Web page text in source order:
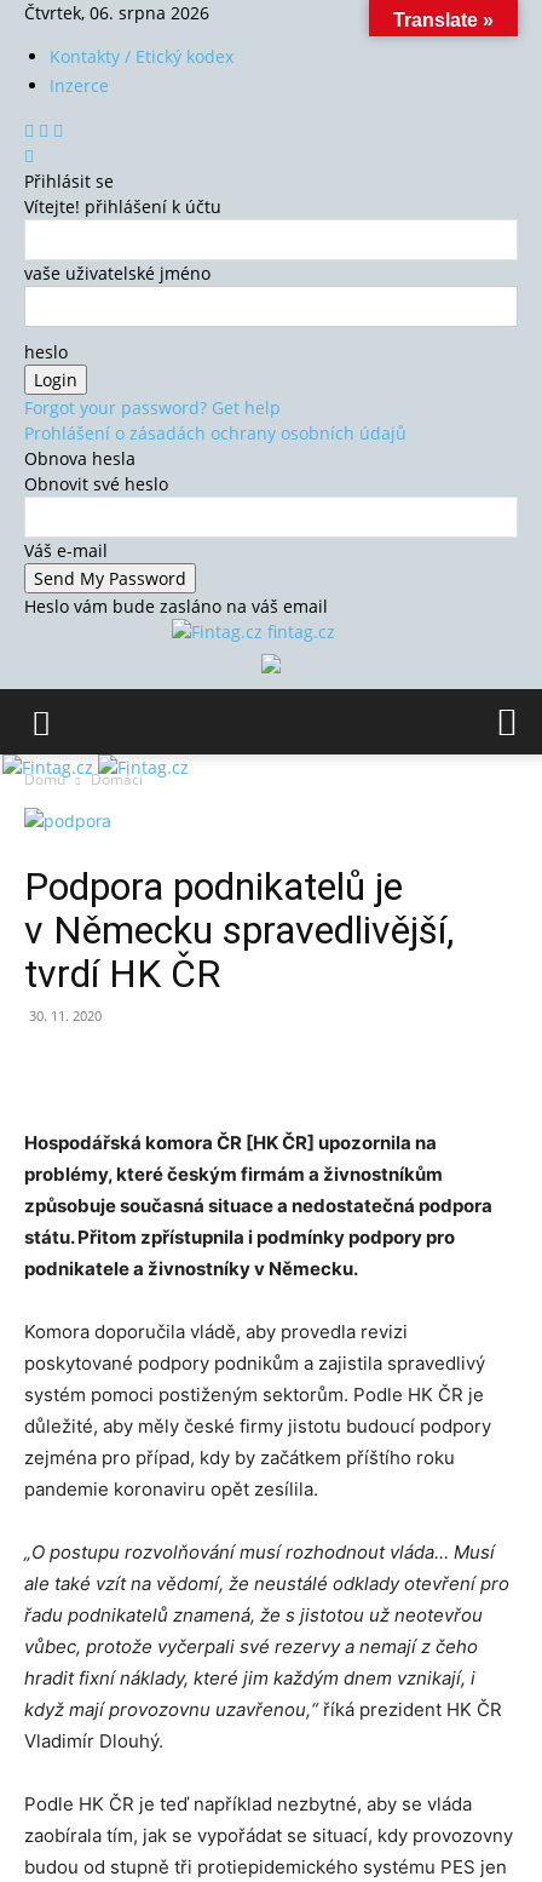
Čtvrtek, 06. srpna 2026
Kontakty / Etický kodex
Inzerce
Přihlásit se
Vítejte! přihlášení k účtu
vaše uživatelské jméno
heslo
Forgot your password? Get help
Prohlášení o zásadách ochrany osobních údajů
Obnova hesla
Obnovit své heslo
Váš e-mail
Heslo vám bude zasláno na váš email
fintag.cz
Domů Domácí
Podpora podnikatelů je
v Německu spravedlivější,
tvrdí HK ČR
30. 11. 2020
Hospodářská komora ČR [HK ČR] upozornila na
problémy, které českým firmám a živnostníkům
způsobuje současná situace a nedostatečná podpora
státu. Přitom zpřístupnila i podmínky podpory pro
podnikatele a živnostníky v Německu.
Komora doporučila vládě, aby provedla revizi
poskytované podpory podnikům a zajistila spravedlivý
systém pomoci postiženým sektorům. Podle HK ČR je
důležité, aby měly české firmy jistotu budoucí podpory
zejména pro případ, kdy by začátkem příštího roku
pandemie koronaviru opět zesílila.
„O postupu rozvolňování musí rozhodnout vláda… Musí
ale také vzít na vědomí, že neustálé odklady otevření pro
řadu podnikatelů znamená, že s jistotou už neotevřou
vůbec, protože vyčerpali své rezervy a nemají z čeho
hradit fixní náklady, které jim každým dnem vznikají, i
když mají provozovnu uzavřenou,“říká prezident HK ČR
Vladimír Dlouhý.
Podle HK ČR je teď například nezbytné, aby se vláda
zaobírala tím, jak se vypořádat se situací, kdy provozovny
budou od stupně tři protiepidemického systému PES jen
Translate »